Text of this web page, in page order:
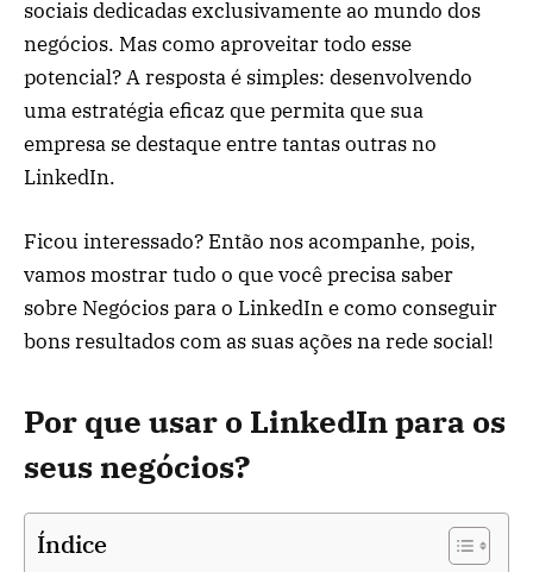
sociais dedicadas exclusivamente ao mundo dos
negócios. Mas como aproveitar todo esse
potencial? A resposta é simples: desenvolvendo
uma estratégia eficaz que permita que sua
empresa se destaque entre tantas outras no
LinkedIn.
Ficou interessado? Então nos acompanhe, pois,
vamos mostrar tudo o que você precisa saber
sobre Negócios para o LinkedIn e como conseguir
bons resultados com as suas ações na rede social!
Por que usar o LinkedIn para os
seus negócios?
Índice